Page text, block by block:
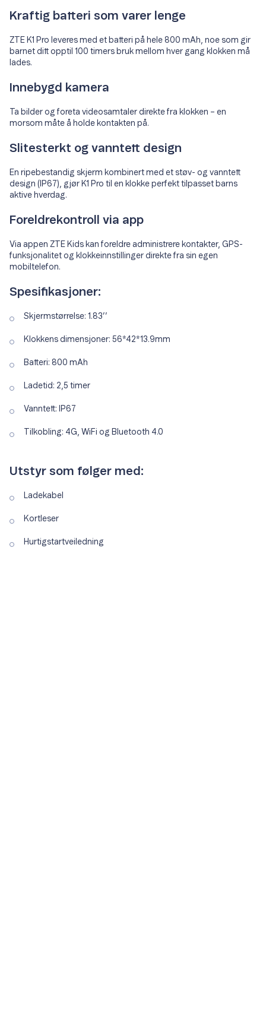
Kraftig batteri som varer lenge
ZTE K1 Pro leveres med et batteri på hele 800 mAh, noe som gir
barnet ditt opptil 100 timers bruk mellom hver gang klokken må
lades.
Innebygd kamera
Ta bilder og foreta videosamtaler direkte fra klokken – en
morsom måte å holde kontakten på.
Slitesterkt og vanntett design
En ripebestandig skjerm kombinert med et støv- og vanntett
design (IP67), gjør K1 Pro til en klokke perfekt tilpasset barns
aktive hverdag.
Foreldrekontroll via app
Via appen ZTE Kids kan foreldre administrere kontakter, GPS-
funksjonalitet og klokkeinnstillinger direkte fra sin egen
mobiltelefon.
Spesifikasjoner:
Skjermstørrelse: 1.83’’
Klokkens dimensjoner: 56*42*13.9mm
Batteri: 800 mAh
Ladetid: 2,5 timer
Vanntett: IP67
Tilkobling: 4G, WiFi og Bluetooth 4.0
Utstyr som følger med:
Ladekabel
Kortleser
Hurtigstartveiledning